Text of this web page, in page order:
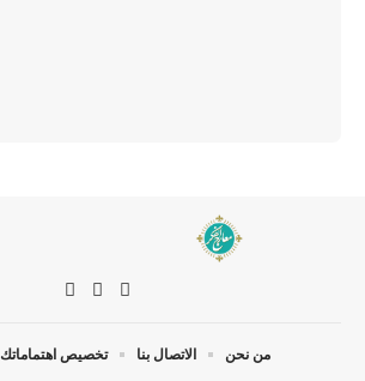
من نحن الاتصال بنا تخصيص اهتماماتك